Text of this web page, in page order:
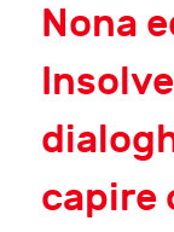
Nona
capire